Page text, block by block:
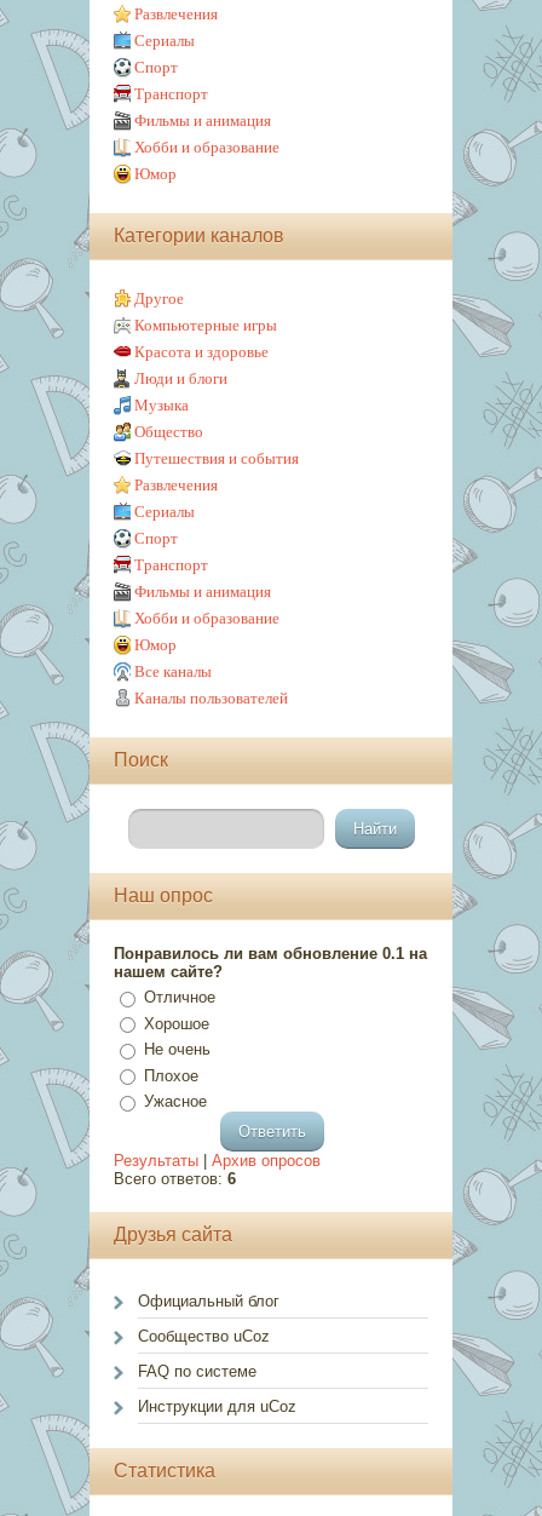
Развлечения
Сериалы
Спорт
Транспорт
Фильмы и анимация
Хобби и образование
Юмор
Категории каналов
Другое
Компьютерные игры
Красота и здоровье
Люди и блоги
Музыка
Общество
Путешествия и события
Развлечения
Сериалы
Спорт
Транспорт
Фильмы и анимация
Хобби и образование
Юмор
Все каналы
Каналы пользователей
Поиск
Наш опрос
Понравилось ли вам обновление 0.1 на
нашем сайте?
Отличное
Хорошое
Не очень
Плохое
Ужасное
Результаты
Архив опросов
Всего ответов: 6
Друзья сайта
Официальный блог
Сообщество uCoz
FAQ по системе
Инструкции для uCoz
Статистика